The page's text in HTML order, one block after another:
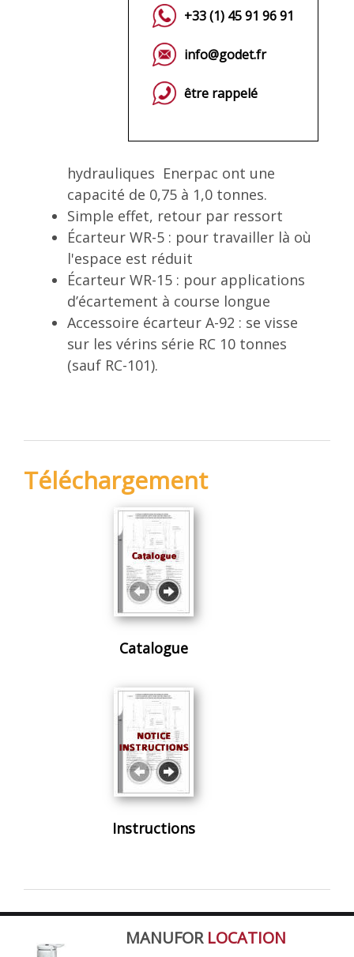
+33 (1) 45 91 96 91
info@godet.fr
être rappelé
hydrauliques Enerpac ont une
capacité de 0,75 à 1,0 tonnes.
Simple effet, retour par ressort
Écarteur WR-5 : pour travailler là où
l'espace est réduit
Écarteur WR-15 : pour applications
d’écartement à course longue
Accessoire écarteur A-92 : se visse
sur les vérins série RC 10 tonnes
(sauf RC-101).
Téléchargement
Catalogue
Instructions
MANUFOR LOCATION